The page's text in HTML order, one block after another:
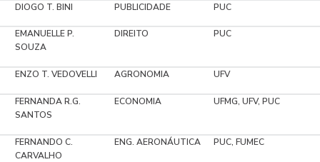
DIOGO T. BINI PUBLICIDADE PUC
EMANUELLE P.
SOUZA
DIREITO PUC
ENZO T. VEDOVELLI AGRONOMIA UFV
FERNANDA R.G.
SANTOS
ECONOMIA UFMG, UFV, PUC
FERNANDO C.
CARVALHO
ENG. AERONÁUTICA PUC, FUMEC